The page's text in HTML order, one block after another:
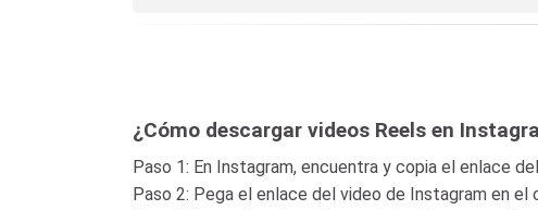
¿Cómo descargar videos Reels en
Paso 1: En Instagram, encuentra y copia el enlace
Paso 2: Pega el enlace del video de Instagram en